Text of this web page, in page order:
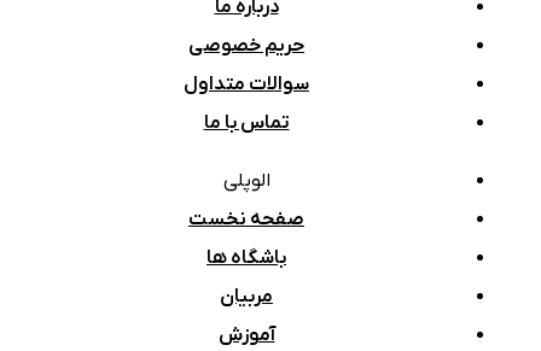
درباره ما
حریم خصوصی
سوالات متداول
تماس با ما
الوپلی
صفحه نخست
باشگاه ها
مربیان
آموزش